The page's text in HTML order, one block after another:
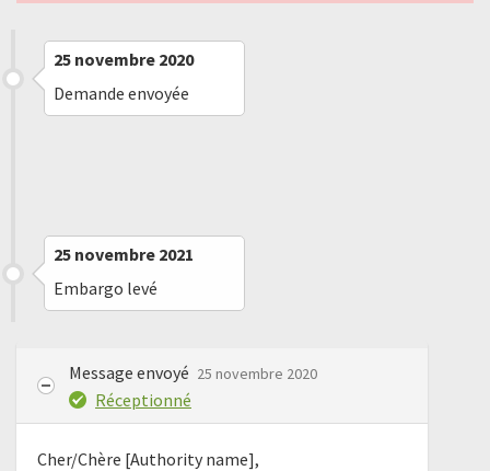
25 novembre 2020
Demande envoyée
25 novembre 2021
Embargo levé
Message envoyé 25 novembre 2020
Réceptionné
Cher/Chère [Authority name],